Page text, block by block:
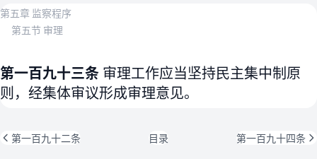
第五章 监察程序
第五节 审理
第一百九十三条 审理工作应当坚持民主集中制原
则，经集体审议形成审理意见。
第一百九十二条 目录 第一百九十四条